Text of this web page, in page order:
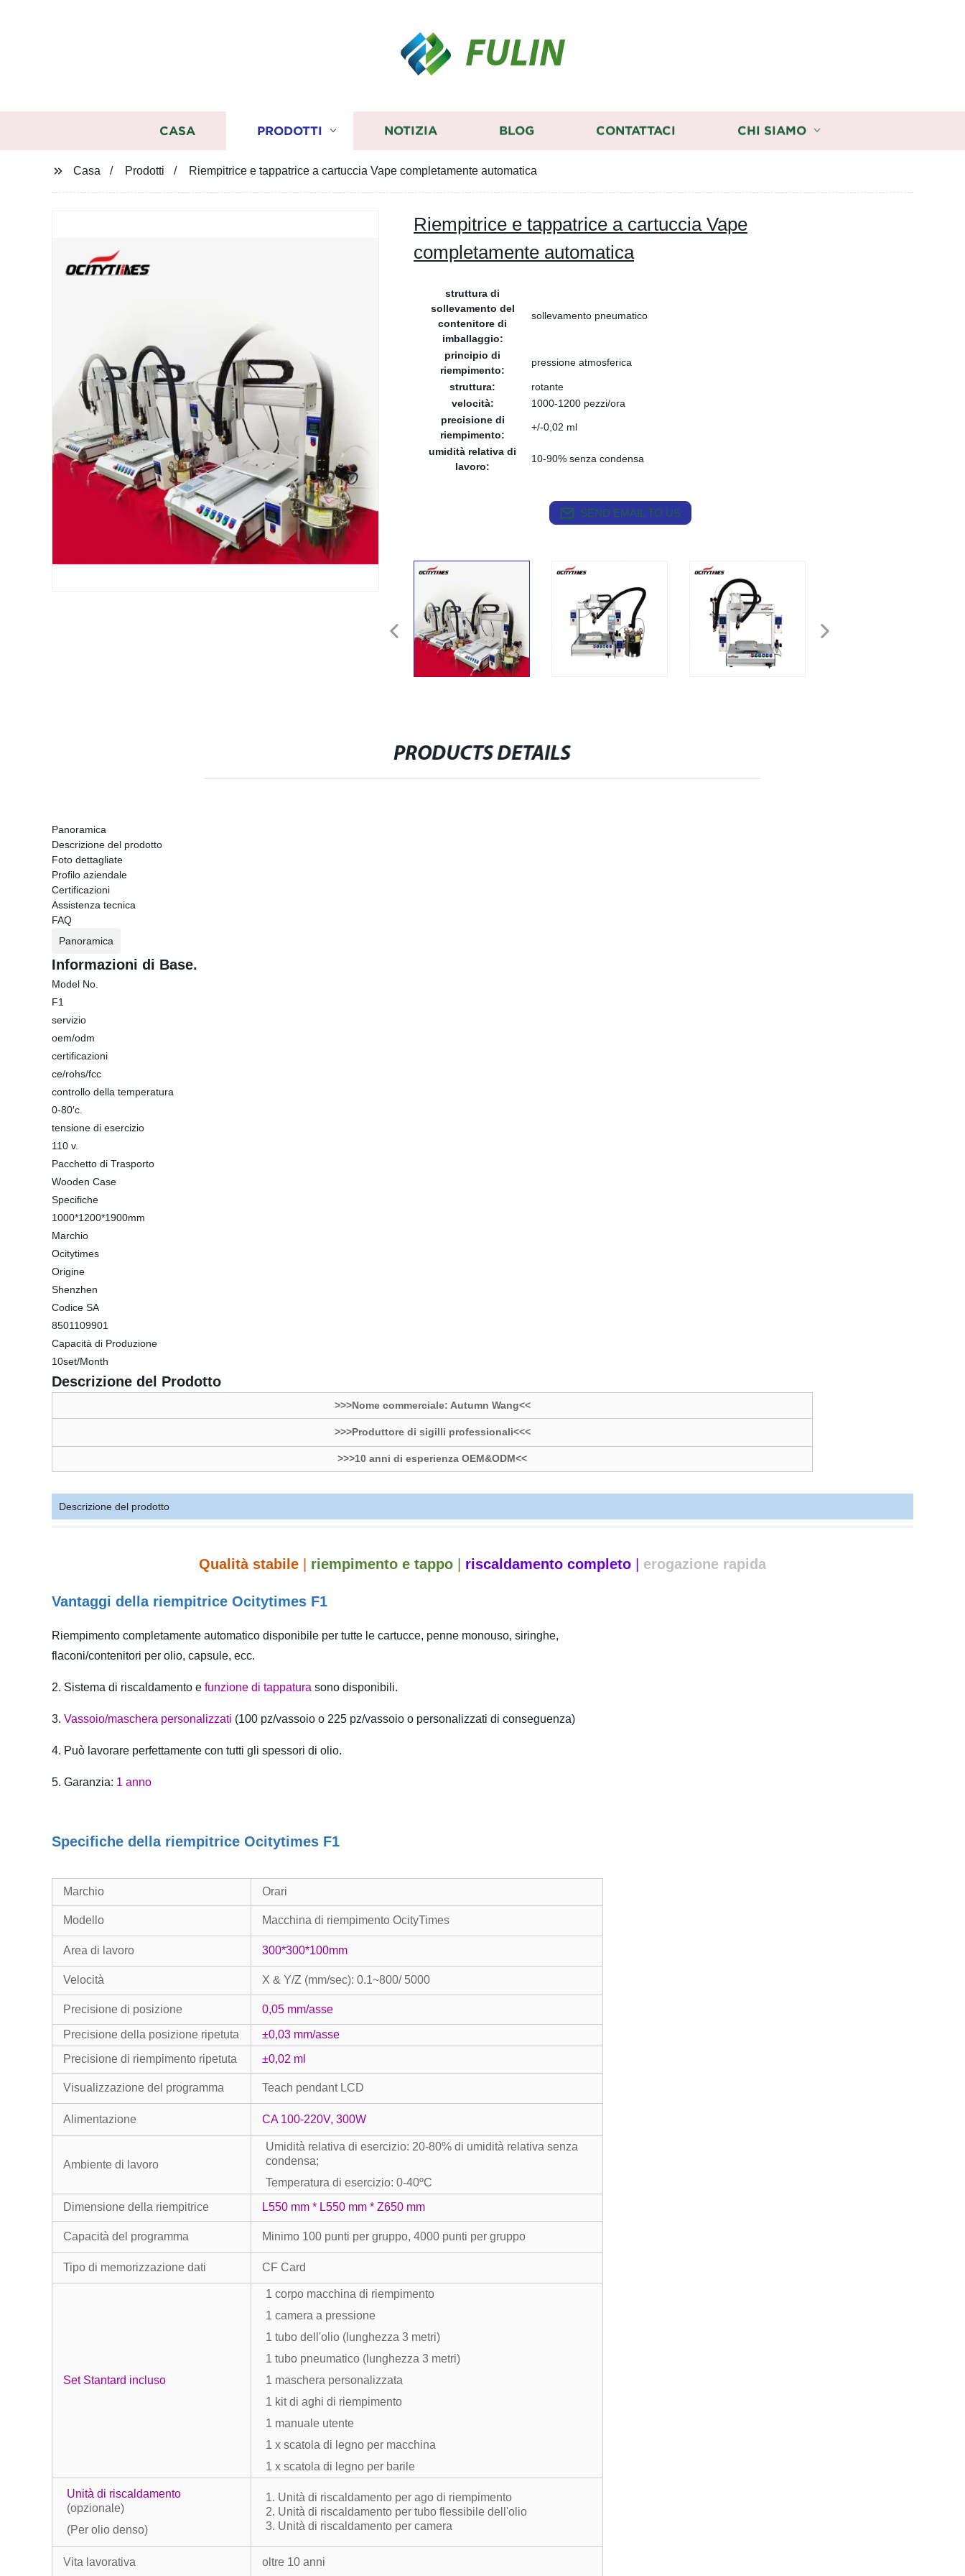
FULIN
CASA PRODOTTI NOTIZIA BLOG CONTATTACI CHI SIAMO
Casa Prodotti Riempitrice e tappatrice a cartuccia Vape completamente automatica
Riempitrice e tappatrice a cartuccia Vape
completamente automatica
struttura di
sollevamento del
contenitore di
imballaggio:
sollevamento pneumatico
principio di
riempimento:
pressione atmosferica
struttura:
rotante
velocità:
1000-1200 pezzi/ora
precisione di
riempimento:
+/-0,02 ml
umidità relativa di
lavoro:
10-90% senza condensa
SEND EMAIL TO US
PRODUCTS DETAILS
Panoramica
Descrizione del prodotto
Foto dettagliate
Profilo aziendale
Certificazioni
Assistenza tecnica
FAQ
Panoramica
Informazioni di Base.
Model No.
F1
servizio
oem/odm
certificazioni
ce/rohs/fcc
controllo della temperatura
0-80′c.
tensione di esercizio
110 v.
Pacchetto di Trasporto
Wooden Case
Specifiche
1000*1200*1900mm
Marchio
Ocitytimes
Origine
Shenzhen
Codice SA
8501109901
Capacità di Produzione
10set/Month
Descrizione del Prodotto
>>>Nome commerciale: Autumn Wang<<
>>>Produttore di sigilli professionali<<<
>>>10 anni di esperienza OEM&ODM<<
Descrizione del prodotto
Qualità stabile riempimento e tappo riscaldamento completo erogazione rapida
Vantaggi della riempitrice Ocitytimes F1
Riempimento completamente automatico disponibile per tutte le cartucce, penne monouso, siringhe,
flaconi/contenitori per olio, capsule, ecc.
2. Sistema di riscaldamento e funzione di tappatura sono disponibili.
3. Vassoio/maschera personalizzati (100 pz/vassoio o 225 pz/vassoio o personalizzati di conseguenza)
4. Può lavorare perfettamente con tutti gli spessori di olio.
5. Garanzia: 1 anno
Specifiche della riempitrice Ocitytimes F1
Marchio Orari
Modello Macchina di riempimento OcityTimes
Area di lavoro 300*300*100mm
Velocità X & Y/Z (mm/sec): 0.1~800/ 5000
Precisione di posizione 0,05 mm/asse
Precisione della posizione ripetuta
±0,03 mm/asse
Precisione di riempimento ripetuta
±0,02 ml
Visualizzazione del programma Teach pendant LCD
Alimentazione CA 100-220V, 300W
Ambiente di lavoro
Umidità relativa di esercizio: 20-80% di umidità relativa senza
condensa;
Temperatura di esercizio: 0-40ºC
Dimensione della riempitrice
L550 mm * L550 mm * Z650 mm
Capacità del programma Minimo 100 punti per gruppo, 4000 punti per gruppo
Tipo di memorizzazione dati CF Card
Set Stantard incluso
1 corpo macchina di riempimento
1 camera a pressione
1 tubo dell'olio (lunghezza 3 metri)
1 tubo pneumatico (lunghezza 3 metri)
1 maschera personalizzata
1 kit di aghi di riempimento
1 manuale utente
1 x scatola di legno per macchina
1 x scatola di legno per barile
Unità di riscaldamento
(opzionale)
(Per olio denso)
1. Unità di riscaldamento per ago di riempimento
2. Unità di riscaldamento per tubo flessibile dell'olio
3. Unità di riscaldamento per camera
Vita lavorativa oltre 10 anni